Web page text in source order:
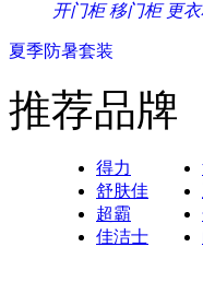
开门柜 移门柜 更
夏季防暑套装
推荐品牌
得力
舒肤佳
超霸
佳洁士